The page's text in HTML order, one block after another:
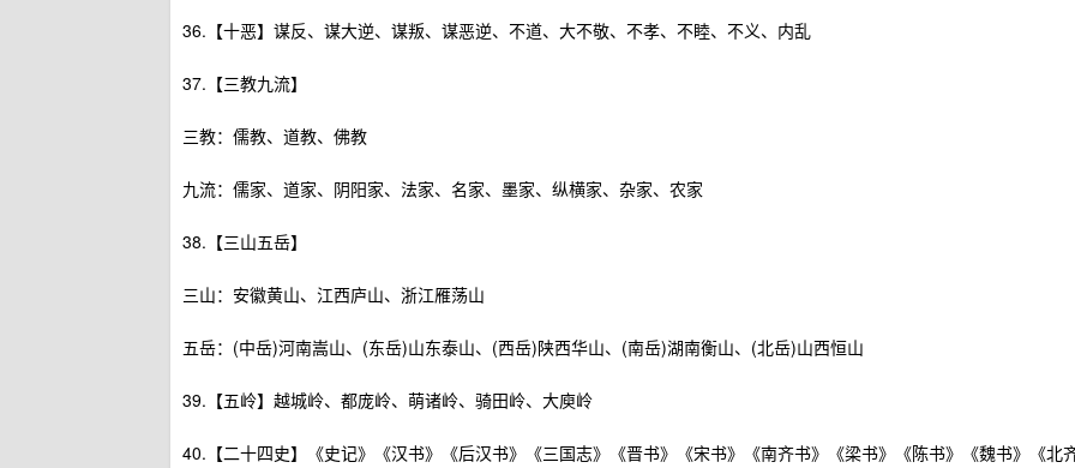
36.【十恶】谋反、谋大逆、谋叛、谋恶逆、不道、大不敬、不孝、不睦、不义、内乱
37.【三教九流】
三教：儒教、道教、佛教
九流：儒家、道家、阴阳家、法家、名家、墨家、纵横家、杂家、农家
38.【三山五岳】
三山：安徽黄山、江西庐山、浙江雁荡山
五岳：(中岳)河南嵩山、(东岳)山东泰山、(西岳)陕西华山、(南岳)湖南衡山、(北岳)山西恒山
39.【五岭】越城岭、都庞岭、萌诸岭、骑田岭、大庾岭
40.【二十四史】《史记》《汉书》《后汉书》《三国志》《晋书》《宋书》《南齐书》《梁书》《陈书》《魏书》《北